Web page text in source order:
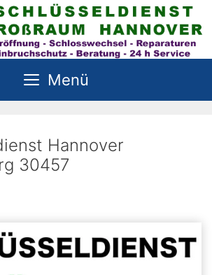
Menü
Hannover
30457